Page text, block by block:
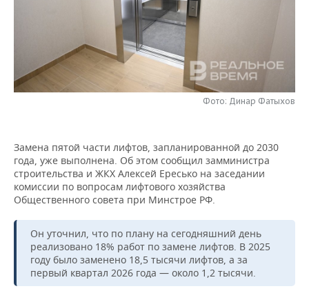
ОПК
РОЗНИЧНАЯ ТОРГОВЛЯ
ТРАНСПОРТ
УСЛУГИ
НОВОСТИ ТЕХНОЛОГИЙ
МЕДИА
НОВОСТИ МЕРОПРИЯТИЙ
ВЫЕЗДНАЯ РЕДАКЦИЯ
ONLINE-КОНФЕРЕНЦИИ
ОТКРЫТАЯ ЛЕКЦИЯ
НОВОСТИ СПОРТА
ХОККЕЙ
БАСКЕТБОЛ
КИБЕРСПОРТ
ФИГУРНОЕ КАТАНИЕ
ОБЩЕСТВО
ВЛАСТЬ
ИНФРАСТРУКТУРА
КУЛЬТУРА
МЕДИЦИНА
СЮЖЕТЫ
СПРАВОЧНИК
СПИСОК КОМПАНИЙ
ПОЛНАЯ ВЕРСИЯ
Фото: Динар Фатыхов
Замена пятой части лифтов, запланированной до 2030
года, уже выполнена. Об этом сообщил замминистра
строительства и ЖКХ Алексей Ересько на заседании
комиссии по вопросам лифтового хозяйства
Общественного совета при Минстрое РФ.
Он уточнил, что по плану на сегодняшний день
реализовано 18% работ по замене лифтов. В 2025
году было заменено 18,5 тысячи лифтов, а за
первый квартал 2026 года — около 1,2 тысячи.